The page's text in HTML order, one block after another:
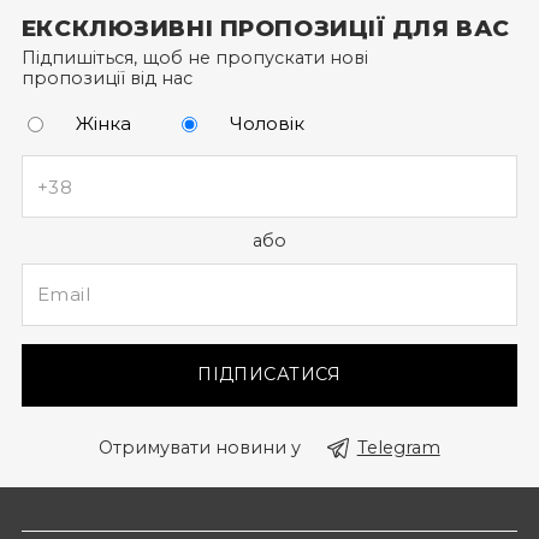
не за допомогою дзвінка до кол-центру).
ЕКСКЛЮЗИВНІ ПРОПОЗИЦІЇ ДЛЯ ВАС
Підпишіться, щоб не пропускати нові
пропозиції від нас
Жінка Чоловік
або
ПІДПИСАТИСЯ
Отримувати новини у Telegram